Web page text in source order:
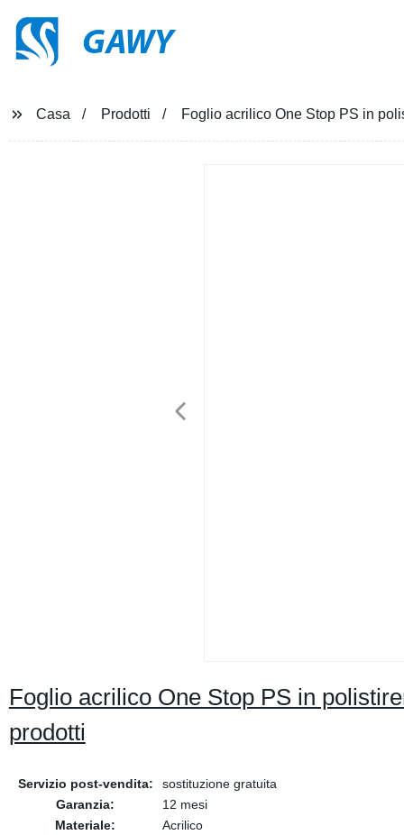
GAWY
Casa Prodotti Foglio acrilico One Stop PS in
Foglio acrilico One Stop PS in
prodotti
Servizio post-vendita:
sostituzione gratuita
Garanzia:
12 mesi
Materiale:
Acrilico